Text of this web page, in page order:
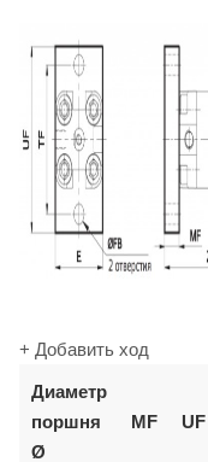
+ Добавить ход
Диаметр
поршня
Ø
MF UF